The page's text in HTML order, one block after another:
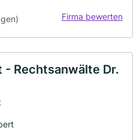
Firma bewerten
- Rechtsanwälte Dr.